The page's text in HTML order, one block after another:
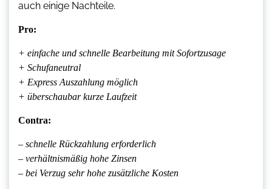
auch einige Nachteile.
Pro:
+ einfache und schnelle Bearbeitung mit Sofortzusage
+ Schufaneutral
+ Express Auszahlung möglich
+ überschaubar kurze Laufzeit
Contra:
– schnelle Rückzahlung erforderlich
– verhältnismäßig hohe Zinsen
– bei Verzug sehr hohe zusätzliche Kosten